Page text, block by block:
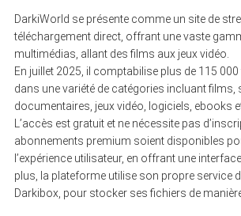
DarkiWorld se présente comme un site de
téléchargement direct, offrant une vaste
multimédias, allant des films aux jeux vidéo.
En juillet 2025, il comptabilise plus de 115
dans une variété de catégories incluant films,
documentaires, jeux vidéo, logiciels, ebooks
L’accès est gratuit et ne nécessite pas
abonnements premium soient disponibles
l’expérience utilisateur, en offrant une
plus, la plateforme utilise son propre service
Darkibox, pour stocker ses fichiers de